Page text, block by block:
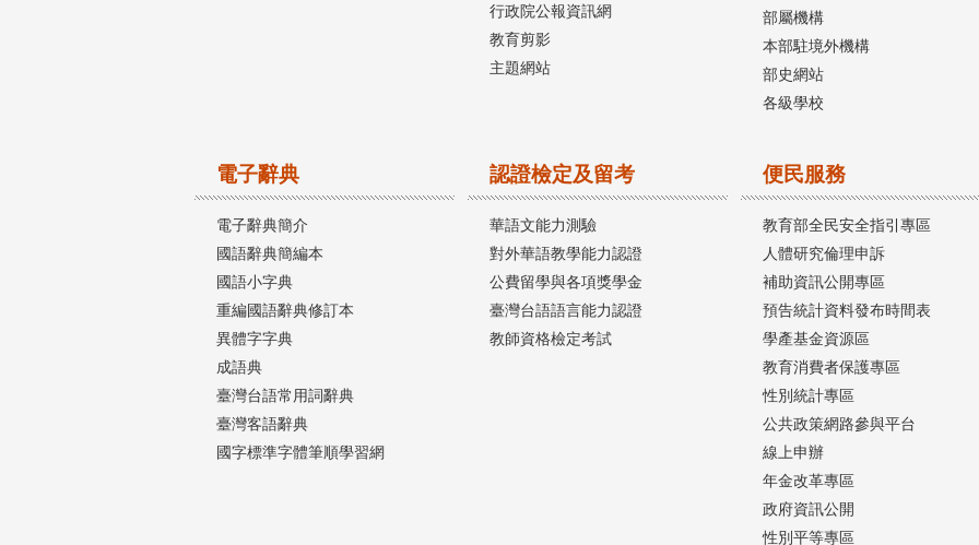
行政院公報資訊網
教育剪影
主題網站
部屬機構
本部駐境外機構
部史網站
各級學校
電子辭典
電子辭典簡介
國語辭典簡編本
國語小字典
重編國語辭典修訂本
異體字字典
成語典
臺灣台語常用詞辭典
臺灣客語辭典
國字標準字體筆順學習網
認證檢定及留考
華語文能力測驗
對外華語教學能力認證
公費留學與各項獎學金
臺灣台語語言能力認證
教師資格檢定考試
便民服務
教育部全民安全指引專區
人體研究倫理申訴
補助資訊公開專區
預告統計資料發布時間表
學產基金資源區
教育消費者保護專區
性別統計專區
公共政策網路參與平台
線上申辦
年金改革專區
政府資訊公開
性別平等專區